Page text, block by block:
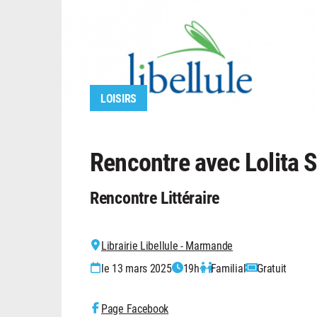
LOISIRS
Rencontre avec Lolita
Rencontre Littéraire
Librairie Libellule - Marmande
le 13 mars 2025
19h Familial Gratuit
Page Facebook